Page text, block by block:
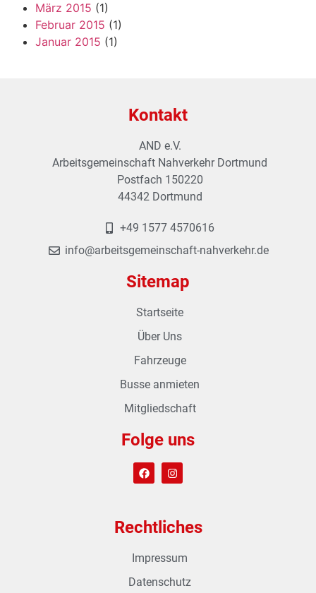
März 2015 (1)
Februar 2015 (1)
Januar 2015 (1)
Kontakt
AND e.V.
Arbeitsgemeinschaft Nahverkehr Dortmund
Postfach 150220
44342 Dortmund
+49 1577 4570616
info@arbeitsgemeinschaft-nahverkehr.de
Sitemap
Startseite
Über Uns
Fahrzeuge
Busse anmieten
Mitgliedschaft
Folge uns
Rechtliches
Impressum
Datenschutz